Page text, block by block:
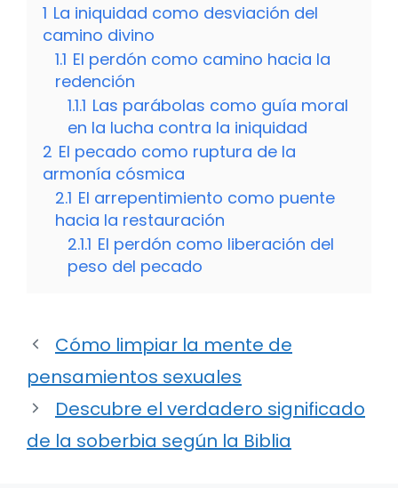
1 La iniquidad como desviación del
camino divino
1.1 El perdón como camino hacia la
redención
1.1.1 Las parábolas como guía moral
en la lucha contra la iniquidad
2 El pecado como ruptura de la
armonía cósmica
2.1 El arrepentimiento como puente
hacia la restauración
2.1.1 El perdón como liberación del
peso del pecado
Cómo limpiar la mente de
pensamientos sexuales
Descubre el verdadero significado
de la soberbia según la Biblia